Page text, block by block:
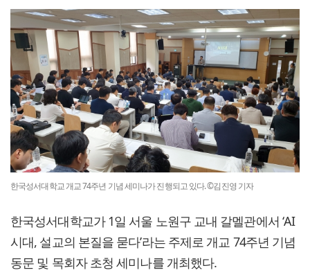
한국성서대학교 개교 74주년 기념 세미나가 진행되고 있다. ©김진영 기자
한국성서대학교가 1일 서울 노원구 교내 갈멜관에서 ‘AI
시대, 설교의 본질을 묻다’라는 주제로 개교 74주년 기념
동문 및 목회자 초청 세미나를 개최했다.